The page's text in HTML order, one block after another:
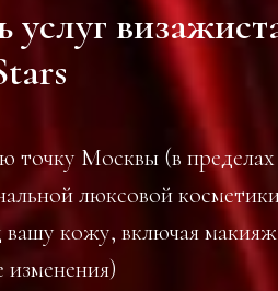
услуг
точку Москвы (в
люксовой
кожу, включая